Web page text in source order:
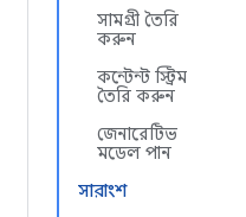
সামগ্রী তৈরি
করুন
কন্টেন্ট স্ট্রিম
তৈরি করুন
জেনারেটিভ
মডেল পান
সারাংশ